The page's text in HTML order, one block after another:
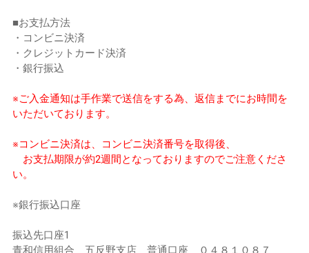
■お支払方法
・コンビニ決済
・クレジットカード決済
・銀行振込
※ご入金通知は手作業で送信をする為、返信までにお時間を
いただいております。
※コンビニ決済は、コンビニ決済番号を取得後、
お支払期限が約2週間となっておりますのでご注意くださ
い。
※銀行振込口座
振込先口座1
青和信用組合 五反野支店 普通口座 ０４８１０８７